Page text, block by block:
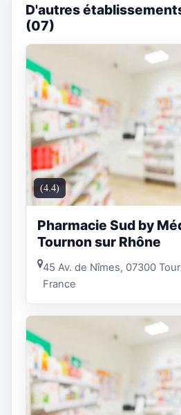
D'autres
(07)
(4.4)
Pharmacie Sud by
Tournon sur Rhône
45 Av. de Nîmes, 07300
France